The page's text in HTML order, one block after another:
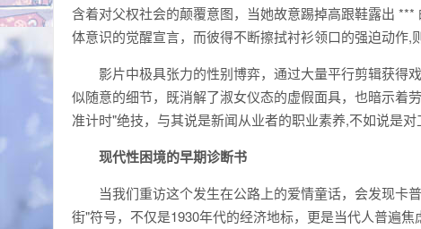
含着对父权社会的颠覆意图，当她故意踢掉高跟鞋露出
体意识的觉醒宣言，而彼得不断擦拭衬衫领口的强迫动作,
影片中极具张力的性别博弈，通过大量平行剪辑获得
似随意的细节，既消解了淑女仪态的虚假面具，也暗示着
准计时"绝技，与其说是新闻从业者的职业素养,不如说是对
现代性困境的早期诊断书
当我们重访这个发生在公路上的爱情童话，会发现卡
街"符号，不仅是1930年代的经济地标，更是当代人普遍